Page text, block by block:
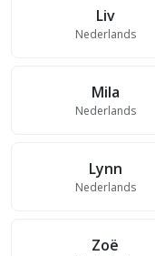
Liv
Nederlands
Mila
Nederlands
Lynn
Nederlands
Zoë